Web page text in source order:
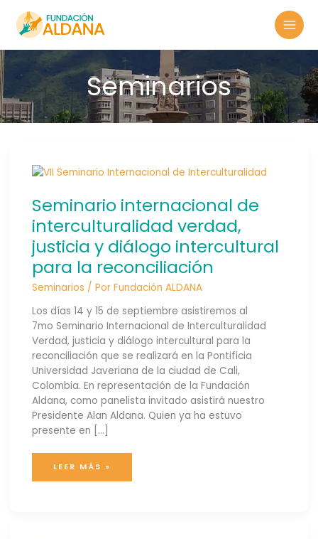
contenido
Seminarios
Seminario internacional de
interculturalidad verdad,
justicia y diálogo intercultural
para la reconciliación
Seminarios / PorFundación ALDANA
Los días 14 y 15 de septiembre asistiremos al
7mo Seminario Internacional de Interculturalidad
Verdad, justicia y diálogo intercultural para la
reconciliación que se realizará en la Pontificia
Universidad Javeriana de la ciudad de Cali,
Colombia. En representación de la Fundación
Aldana, como panelista invitado asistirá nuestro
Presidente Alan Aldana. Quien ya ha estuvo
presente en […]
SEMINARIO
INTERNACIONAL
JUSTICIA
Y
INTERCULTURAL
PARA
LA
RECONCILIACIÓN
LEER MÁS »